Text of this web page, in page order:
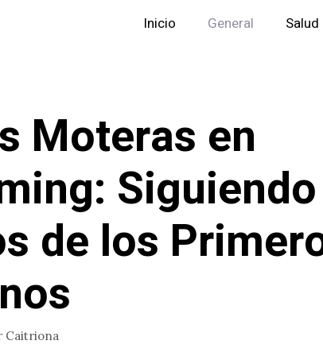
Inicio General Salud
Moteras en
de los
Caitriona